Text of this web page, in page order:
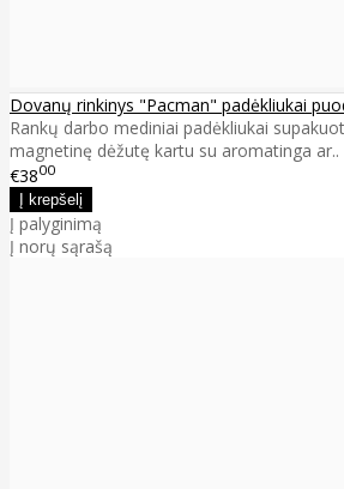
Dovanų rinkinys "Pacman" padėkliukai
Rankų darbo mediniai padėkliukai
magnetinę dėžutę kartu su aromatinga ar..
€3800
Į palyginimą
Į norų sąrašą